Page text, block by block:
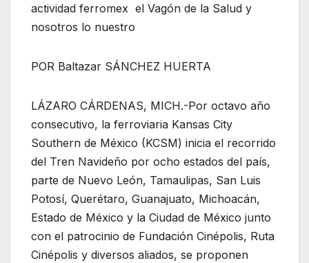
actividad ferromex el Vagón de la Salud y
nosotros lo nuestro
POR Baltazar SÁNCHEZ HUERTA
LÁZARO CÁRDENAS, MICH.-Por octavo año
consecutivo, la ferroviaria Kansas City
Southern de México (KCSM) inicia el recorrido
del Tren Navideño por ocho estados del país,
parte de Nuevo León, Tamaulipas, San Luis
Potosí, Querétaro, Guanajuato, Michoacán,
Estado de México y la Ciudad de México junto
con el patrocinio de Fundación Cinépolis, Ruta
Cinépolis y diversos aliados, se proponen